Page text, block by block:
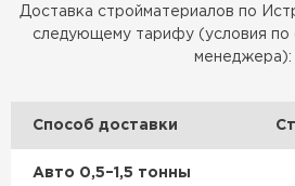
Доставка стройматериалов по
следующему тарифу (условия по
менеджера):
Способ доставки
Авто 0,5–1,5 тонны